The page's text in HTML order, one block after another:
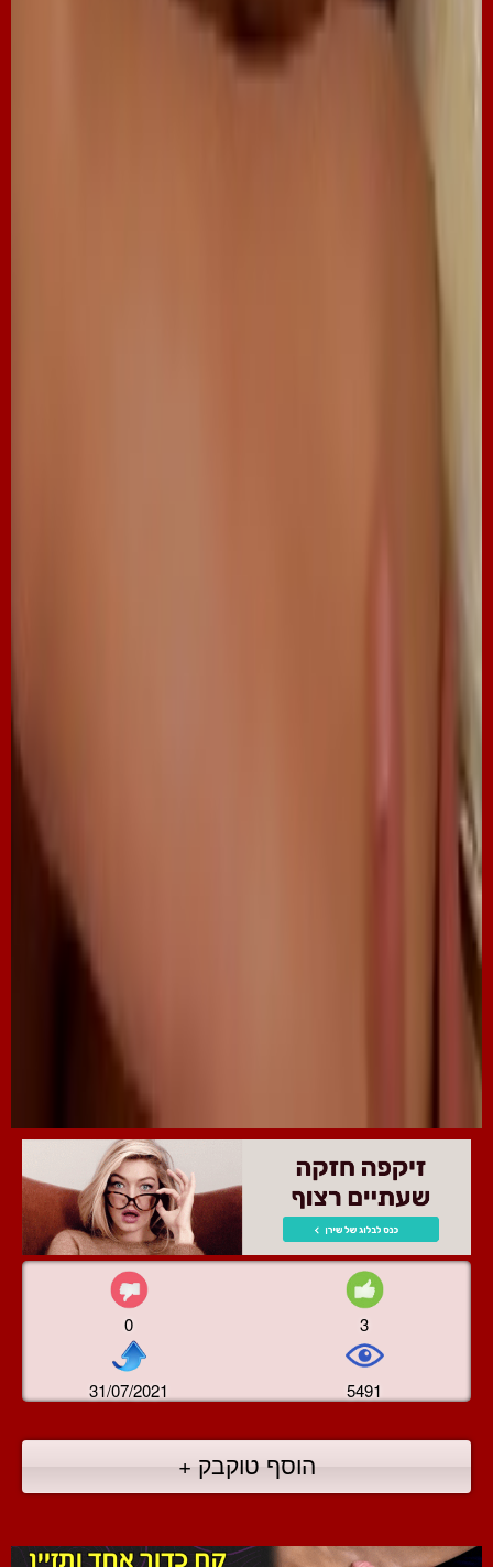
0 3
31/07/2021 5491
הוסף טוקבק +